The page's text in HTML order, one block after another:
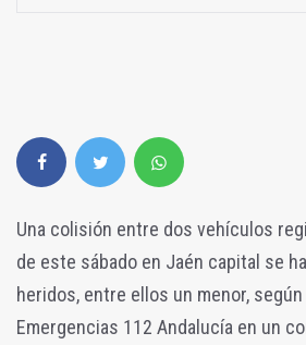
Una colisión entre dos vehículos
de este sábado en Jaén capital se
heridos, entre ellos un menor,
Emergencias 112 Andalucía en un